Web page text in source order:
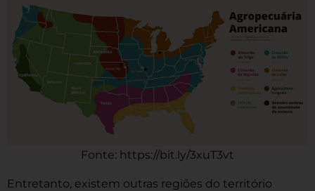
Fonte: https://bit.ly/3xuT3vt
Entretanto, existem outras regiões do território